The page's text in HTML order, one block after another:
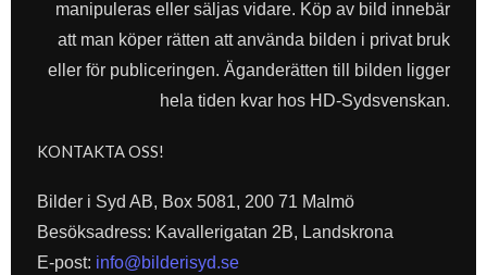
manipuleras eller säljas vidare. Köp av bild innebär
att man köper rätten att använda bilden i privat bruk
eller för publiceringen. Äganderätten till bilden ligger
hela tiden kvar hos HD-Sydsvenskan.
KONTAKTA OSS!
Bilder i Syd AB, Box 5081, 200 71 Malmö
Besöksadress: Kavallerigatan 2B, Landskrona
E-post: info@bilderisyd.se